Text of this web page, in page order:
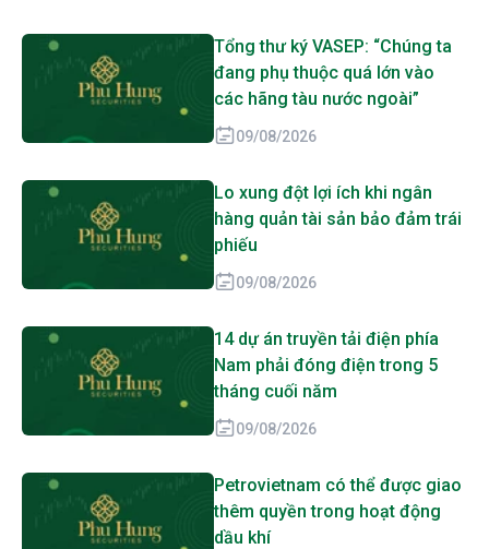
Tổng thư ký VASEP: “Chúng ta
đang phụ thuộc quá lớn vào
các hãng tàu nước ngoài”
09/08/2026
Lo xung đột lợi ích khi ngân
hàng quản tài sản bảo đảm trái
phiếu
09/08/2026
14 dự án truyền tải điện phía
Nam phải đóng điện trong 5
tháng cuối năm
09/08/2026
Petrovietnam có thể được giao
thêm quyền trong hoạt động
dầu khí